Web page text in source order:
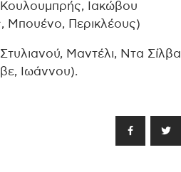
Ιακώβου
Μπουένο, Περικλέους)
Μαντέλι, Ντα Σίλβα
Ιωάννου).